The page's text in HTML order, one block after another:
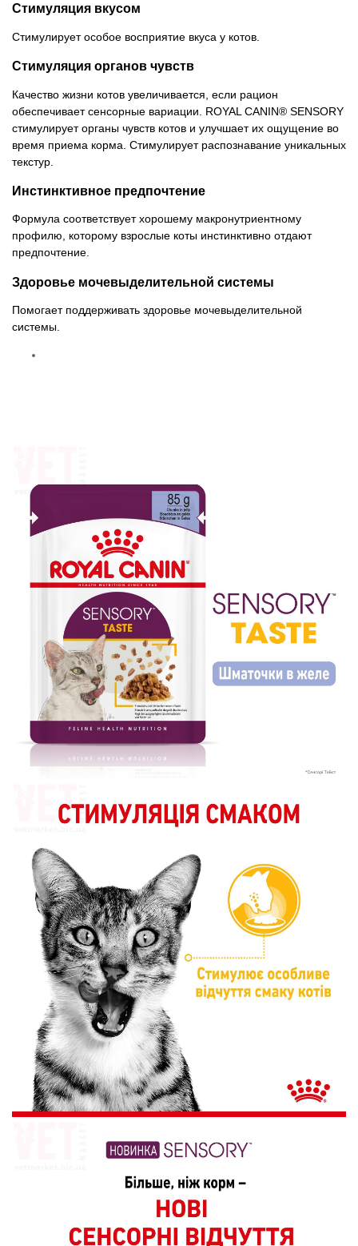
Стимуляция вкусом
Стимулирует особое восприятие вкуса у котов.
Стимуляция органов чувств
Качество жизни котов увеличивается, если рацион
обеспечивает сенсорные вариации. ROYAL CANIN® SENSORY
стимулирует органы чувств котов и улучшает их ощущение во
время приема корма. Стимулирует распознавание уникальных
текстур.
Инстинктивное предпочтение
Формула соответствует хорошему макронутриентному
профилю, которому взрослые коты инстинктивно отдают
предпочтение.
Здоровье мочевыделительной системы
Помогает поддерживать здоровье мочевыделительной
системы.
Архив / Снято с производства